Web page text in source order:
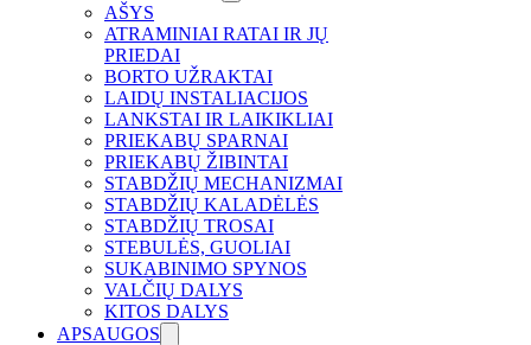
AŠYS
ATRAMINIAI RATAI IR JŲ
PRIEDAI
BORTO UŽRAKTAI
LAIDŲ INSTALIACIJOS
LANKSTAI IR LAIKIKLIAI
PRIEKABŲ SPARNAI
PRIEKABŲ ŽIBINTAI
STABDŽIŲ MECHANIZMAI
STABDŽIŲ KALADĖLĖS
STABDŽIŲ TROSAI
STEBULĖS, GUOLIAI
SUKABINIMO SPYNOS
VALČIŲ DALYS
KITOS DALYS
APSAUGOS